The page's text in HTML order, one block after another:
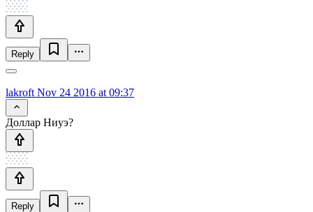
Reply
lakroft Nov 24 2016 at 09:37
Доллар Ниуэ?
Reply